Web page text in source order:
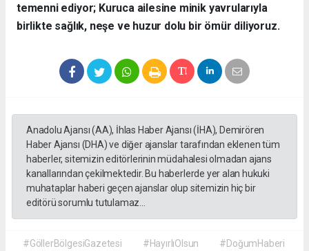
temenni ediyor; Kuruca ailesine minik yavrularıyla
birlikte sağlık, neşe ve huzur dolu bir ömür diliyoruz.
Anadolu Ajansı (AA), İhlas Haber Ajansı (İHA), Demirören
Haber Ajansı (DHA) ve diğer ajanslar tarafından eklenen tüm
haberler, sitemizin editörlerinin müdahalesi olmadan ajans
kanallarından çekilmektedir. Bu haberlerde yer alan hukuki
muhataplar haberi geçen ajanslar olup sitemizin hiç bir
editörü sorumlu tutulamaz...
#GöllerBölgesiGazetesi #HayırlıOlsun
#DoğumHaberi